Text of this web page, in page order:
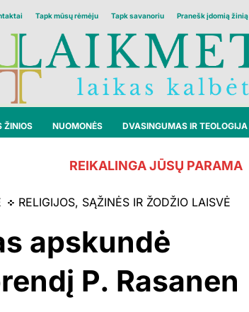
Tapk mūsų rėmėju Tapk savanoriu Pranešk įdomią žinią
ŽINIOS NUOMONĖS DVASINGUMAS IR TEOLOGIJA
REIKALINGA JŪSŲ PARAMA
RELIGIJOS, SĄŽINĖS IR ŽODŽIO LAISVĖ
apskundė
P. Rasanen